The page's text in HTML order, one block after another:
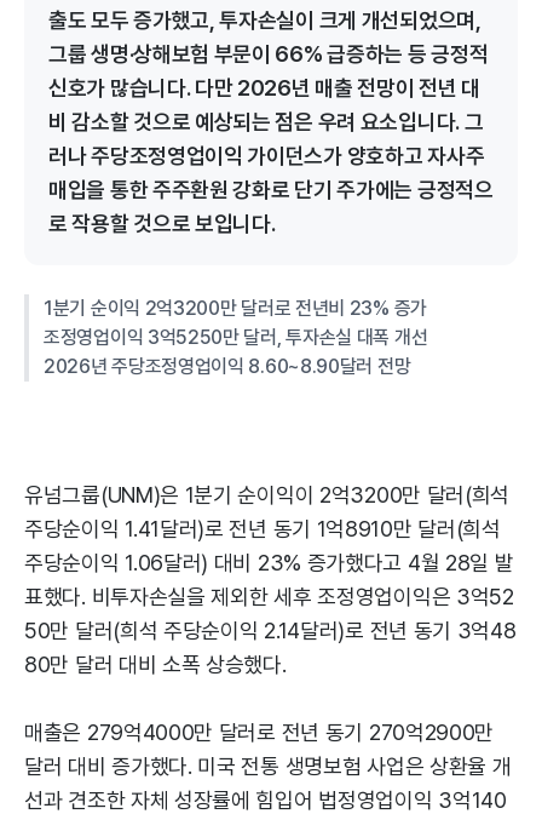
출도 모두 증가했고, 투자손실이 크게 개선되었으며,
그룹 생명·상해보험 부문이 66% 급증하는 등 긍정적
신호가 많습니다. 다만 2026년 매출 전망이 전년 대
비 감소할 것으로 예상되는 점은 우려 요소입니다. 그
러나 주당조정영업이익 가이던스가 양호하고 자사주
매입을 통한 주주환원 강화로 단기 주가에는 긍정적으
로 작용할 것으로 보입니다.
1분기 순이익 2억3200만 달러로 전년비 23% 증가
조정영업이익 3억5250만 달러, 투자손실 대폭 개선
2026년 주당조정영업이익 8.60~8.90달러 전망
유넘그룹(UNM)은 1분기 순이익이 2억3200만 달러(희석
주당순이익 1.41달러)로 전년 동기 1억8910만 달러(희석
주당순이익 1.06달러) 대비 23% 증가했다고 4월 28일 발
표했다. 비투자손실을 제외한 세후 조정영업이익은 3억52
50만 달러(희석 주당순이익 2.14달러)로 전년 동기 3억48
80만 달러 대비 소폭 상승했다.
매출은 279억4000만 달러로 전년 동기 270억2900만
달러 대비 증가했다. 미국 전통 생명보험 사업은 상환율 개
선과 견조한 자체 성장률에 힘입어 법정영업이익 3억140